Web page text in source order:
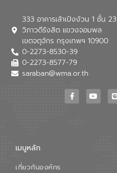
333 อาคารเล้าเป้งง้วน 1 ชั้น 23
วิภาวดีรังสิต แขวงจอมพล
เขตจตุจักร กรุงเทพฯ 10900
0-2273-8530-39
0-2273-8577-79
saraban@wma.or.th
เมนูหลัก
เกี่ยวกับองค์กร